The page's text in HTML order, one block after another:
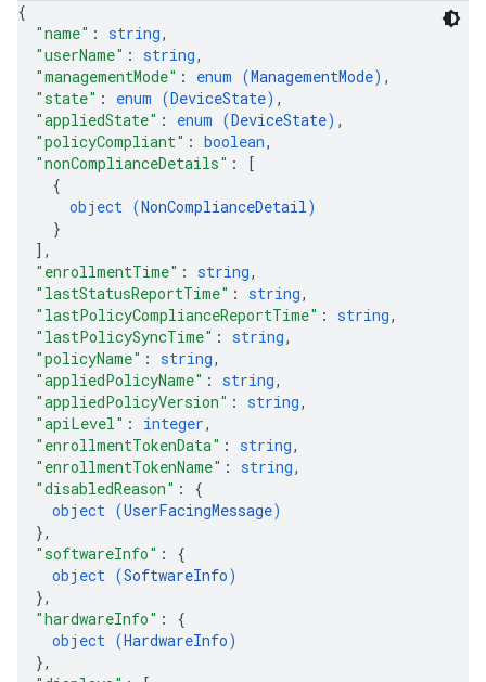
{
"name" : string,
"userName" : string,
"managementMode" : enum (ManagementMode) ,
"state" : enum (DeviceState) ,
"appliedState" : enum (DeviceState) ,
"policyCompliant" : boolean,
"nonComplianceDetails" :
[
{
object (NonComplianceDetail)
}
] ,
"enrollmentTime" : string,
"lastStatusReportTime" : string,
"lastPolicyComplianceReportTime" : string,
"lastPolicySyncTime" : string,
"policyName" : string,
"appliedPolicyName" : string,
"appliedPolicyVersion" : string,
"apiLevel" : integer,
"enrollmentTokenData" : string,
"enrollmentTokenName" : string,
"disabledReason" : {
object (UserFacingMessage)
},
"softwareInfo" : {
object (SoftwareInfo)
},
"hardwareInfo" : {
object (HardwareInfo)
},